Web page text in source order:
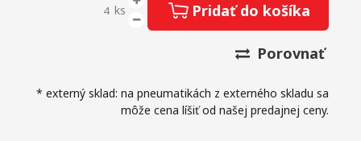
ks Pridať do košíka
Porovnať
* externý sklad: na pneumatikách z externého skladu sa
môže cena líšiť od našej predajnej ceny.